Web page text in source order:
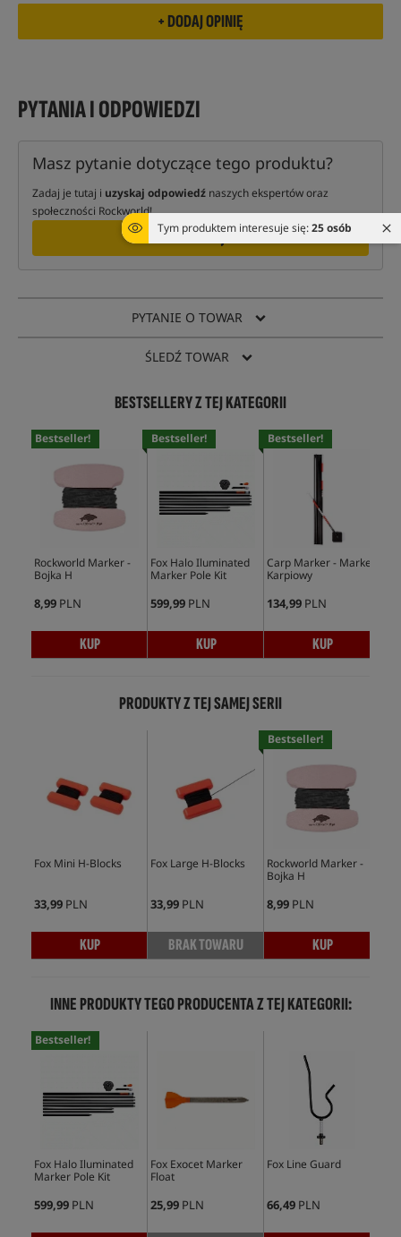
Tym produktem interesuje się:25 osób
PYTANIA I ODPOWIEDZI
Masz pytanie dotyczące tego produktu?
Zadaj je tutaj i uzyskaj odpowiedź naszych ekspertów oraz
społeczności Rockworld!
ZAPYTAJ
PYTANIE O TOWAR
ŚLEDŹ TOWAR
BESTSELLERY Z TEJ KATEGORII
Bestseller!
Rockworld Marker -
Bojka H
8,99 PLN
KUP
Bestseller!
Fox Halo Iluminated
Marker Pole Kit
599,99 PLN
KUP
Bestseller!
Carp Marker - Marker
Karpiowy
134,99 PLN
KUP
PRODUKTY Z TEJ SAMEJ SERII
Fox Mini H-Blocks
33,99 PLN
KUP
Fox Large H-Blocks
33,99 PLN
BRAK TOWARU
Bestseller!
Rockworld Marker -
Bojka H
8,99 PLN
KUP
INNE PRODUKTY TEGO PRODUCENTA Z TEJ KATEGORII:
Bestseller!
Fox Halo Iluminated
Marker Pole Kit
599,99 PLN
Fox Exocet Marker
Float
25,99 PLN
Fox Line Guard
66,49 PLN